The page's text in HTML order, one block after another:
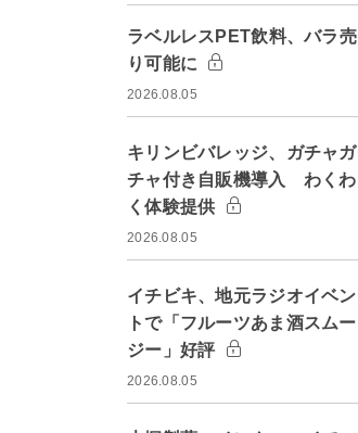
ラベルレスPET飲料、バラ売
り可能に
2026.08.05
キリンビバレッジ、ガチャガ
チャ付き自販機導入 わくわ
く体験提供
2026.08.05
イチビキ、地元ラジオイベン
トで「フルーツあま酒スムー
ジー」好評
2026.08.05